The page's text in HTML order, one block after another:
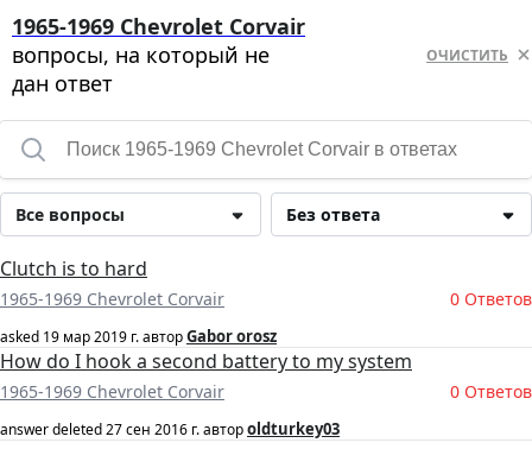
1965-1969 Chevrolet Corvair
вопросы, на который не
дан ответ
ОЧИСТИТЬ
Без ответа
Все вопросы
Clutch is to hard
1965-1969 Chevrolet Corvair 0 Ответов
asked 19 мар 2019 г.авторGabor orosz
How do I hook a second battery to my system
1965-1969 Chevrolet Corvair 0 Ответов
answer deleted27 сен 2016 г.авторoldturkey03